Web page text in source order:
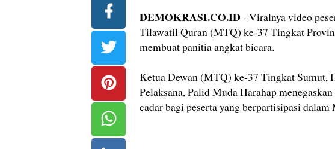
DEMOKRASI.CO.ID - Viralnya video
Tilawatil Quran (MTQ) ke-37 Tingkat
membuat panitia angkat bicara.
Ketua Dewan (MTQ) ke-37 Tingkat Sumut,
Pelaksana, Palid Muda Harahap
cadar bagi peserta yang berpartisipasi